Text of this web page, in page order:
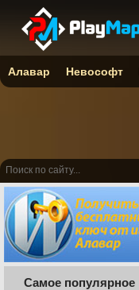
Самое популярное
Алавар Невософт